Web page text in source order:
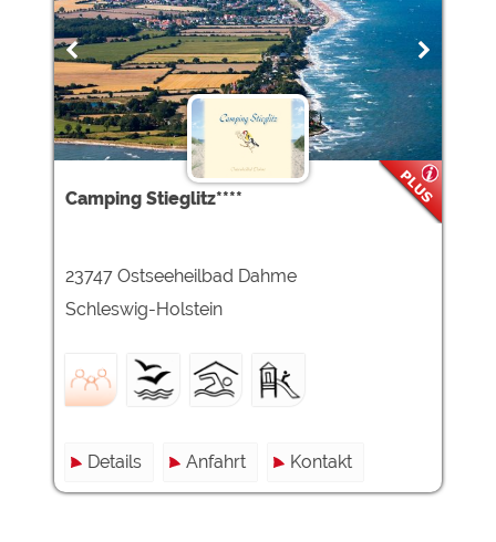
Camping Stieglitz****
23747 Ostseeheilbad Dahme
Schleswig-Holstein
Details Anfahrt Kontakt